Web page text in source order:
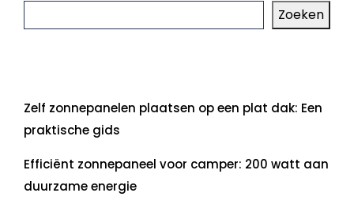
Zoeken
Zelf zonnepanelen plaatsen op een plat dak: Een
praktische gids
Efficiënt zonnepaneel voor camper: 200 watt aan
duurzame energie